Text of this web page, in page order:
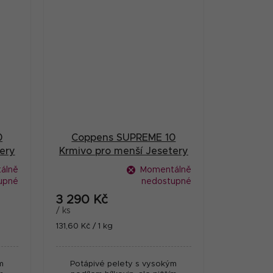
Coppens SUPREME 10
Krmivo pro menší Jesetery
potápivé 4,5 mm 25 kg
Momentálně
nedostupné
3 290 Kč
/ ks
Měrná
131,60 Kč / 1 kg
Potápivé pelety s vysokým